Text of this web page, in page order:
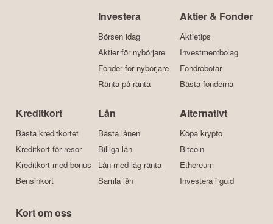
Investera
Börsen idag
Aktier för nybörjare
Fonder för nybörjare
Ränta på ränta
Aktier & Fonder
Aktietips
Investmentbolag
Fondrobotar
Bästa fonderna
Kreditkort
Bästa kreditkortet
Kreditkort för resor
Kreditkort med bonus
Bensinkort
Lån
Bästa lånen
Billiga lån
Lån med låg ränta
Samla lån
Alternativt
Köpa krypto
Bitcoin
Ethereum
Investera i guld
Kort om oss